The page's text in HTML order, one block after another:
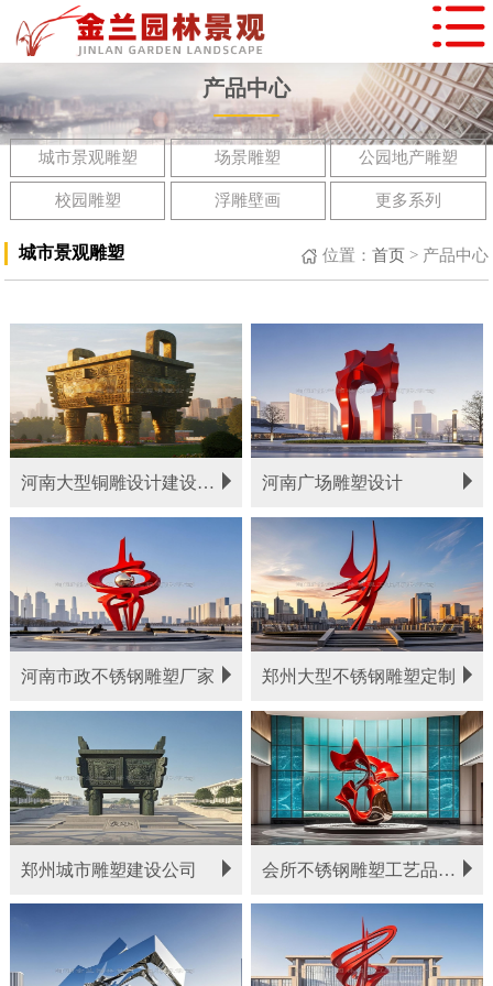
产品中心
城市景观雕塑 场景雕塑 公园地产雕塑
校园雕塑 浮雕壁画 更多系列
城市景观雕塑 位置： 首页> 产品中心
河南大型铜雕设计建设公司 河南广场雕塑设计
河南市政不锈钢雕塑厂家 郑州大型不锈钢雕塑定制
郑州城市雕塑建设公司 会所不锈钢雕塑工艺品定制